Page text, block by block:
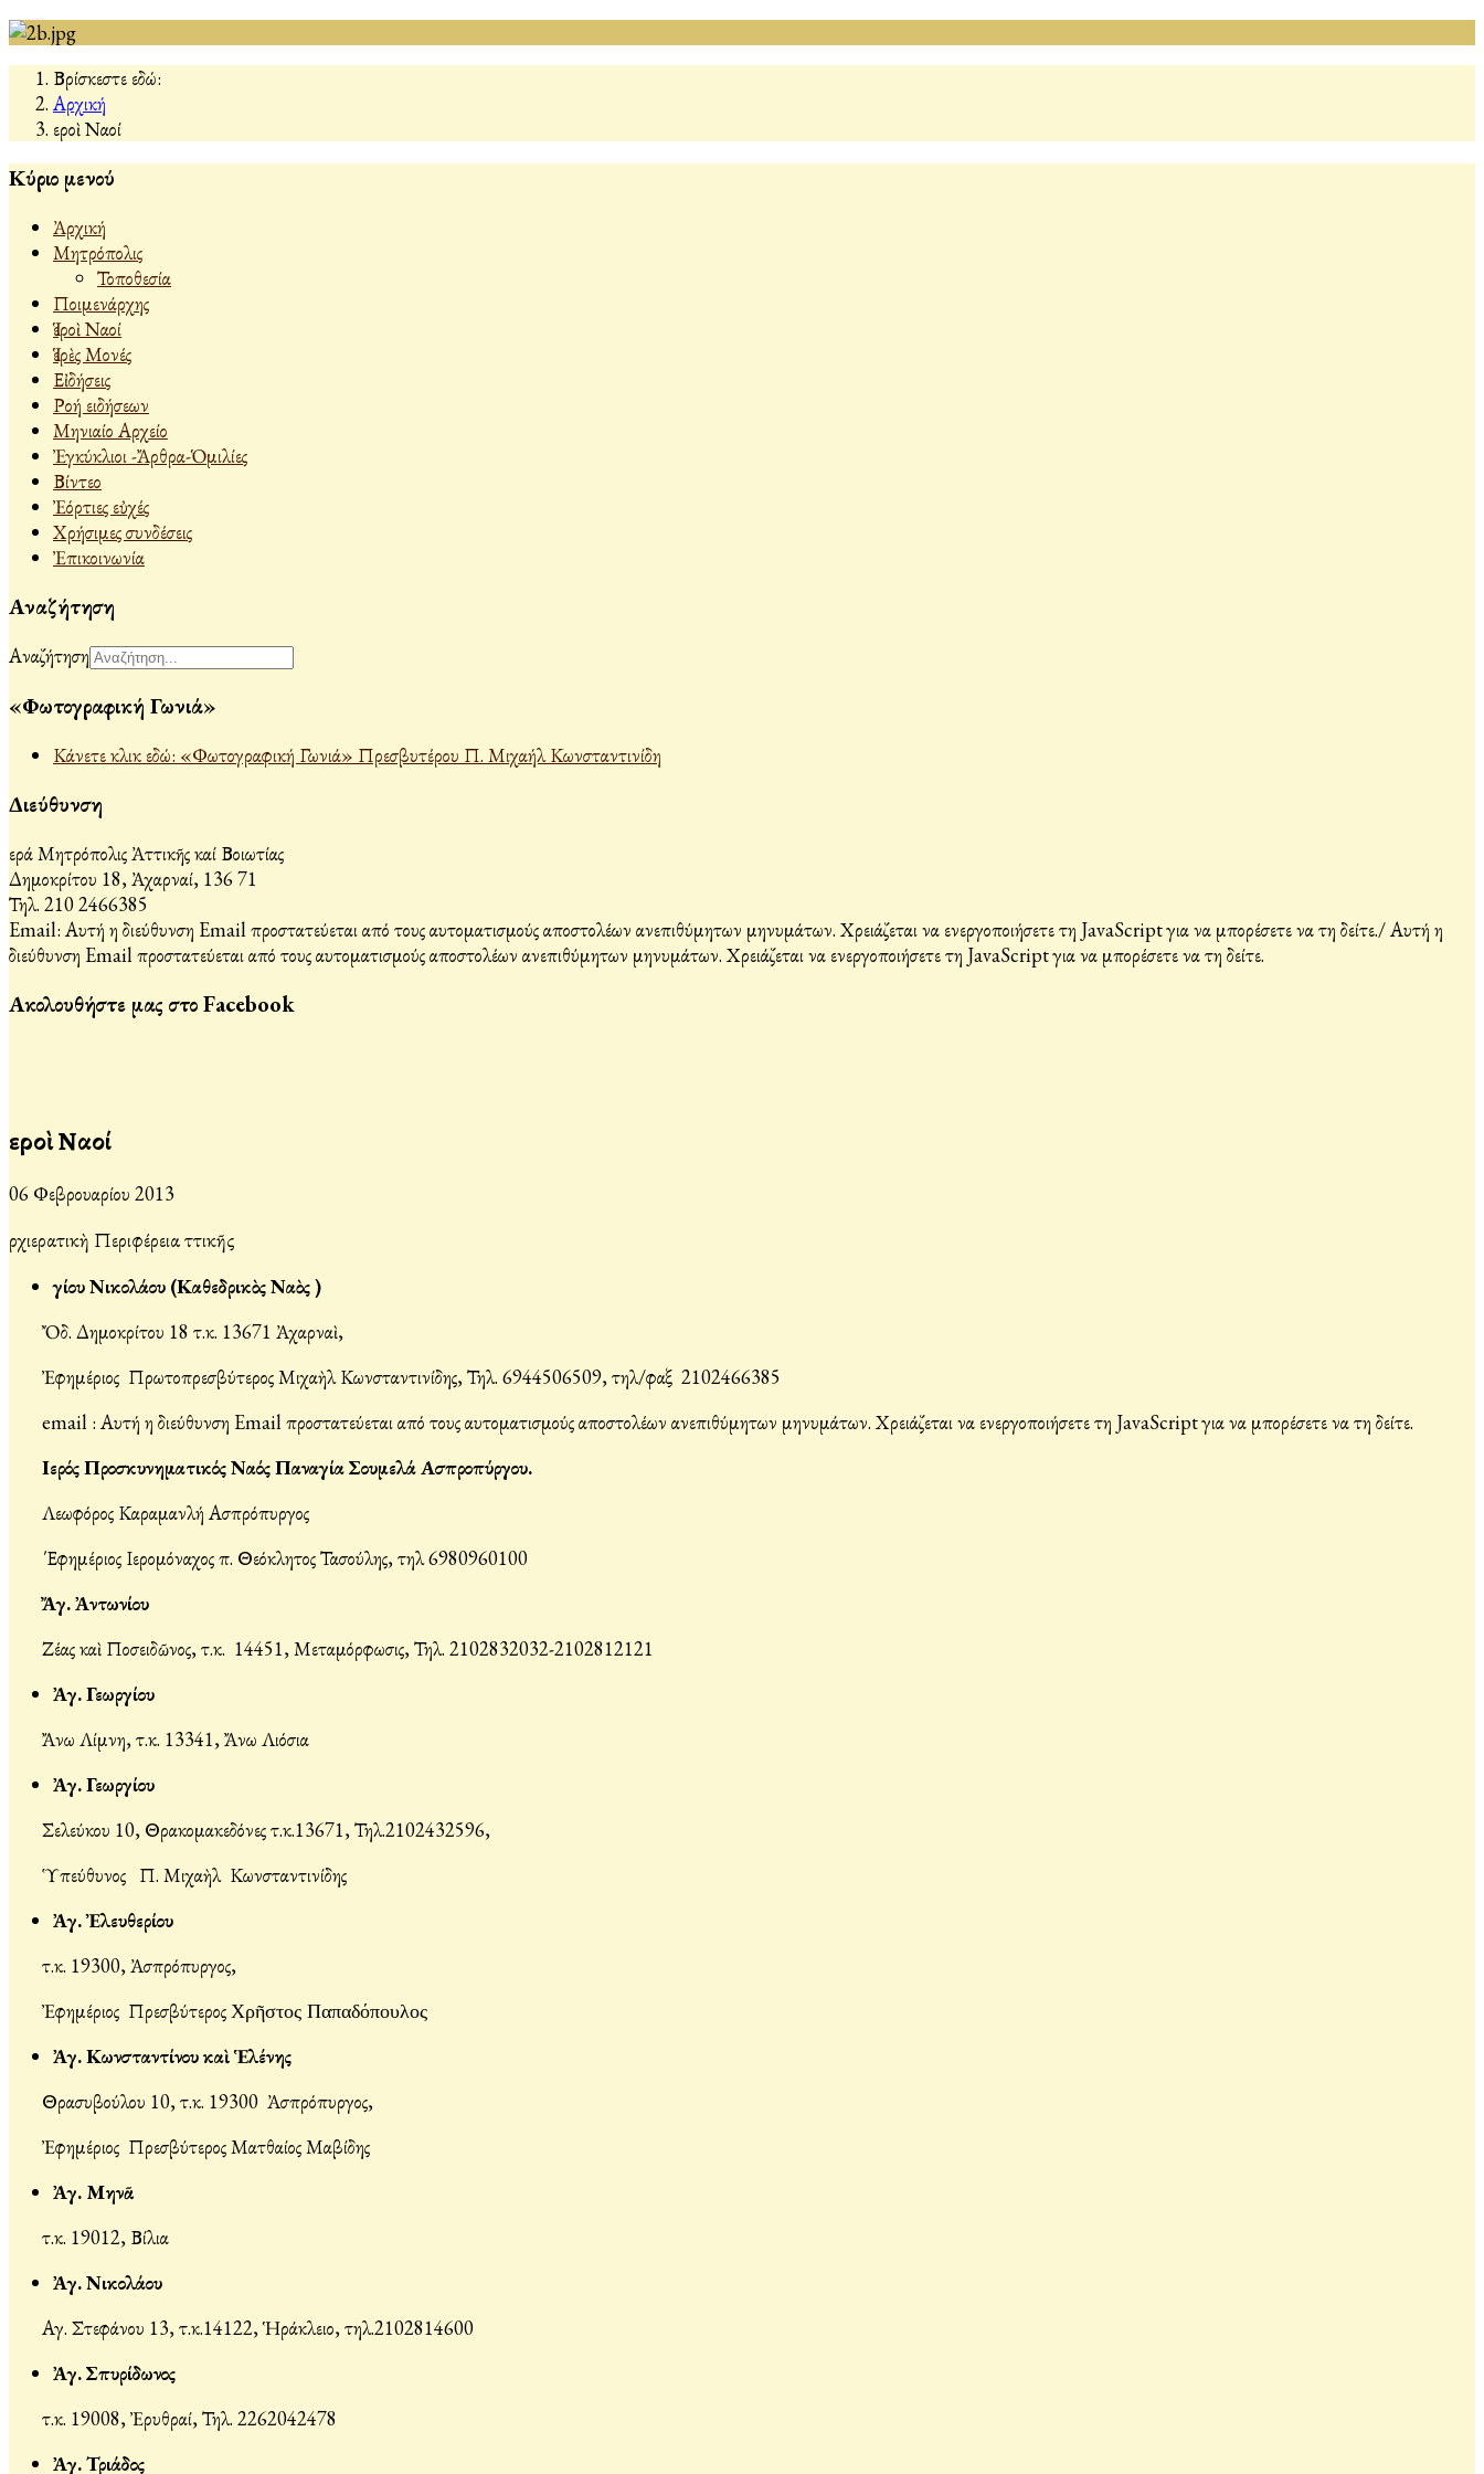
Βρίσκεστε εδώ:
Αρχική
Ἱεροὶ Ναοί
Κύριο μενού
Ἀρχική
Μητρόπολις
Τοποθεσία
Ποιμενάρχης
Ἱεροὶ Ναοί
Ἱερὲς Μονές
Εἰδήσεις
Ροή ειδήσεων
Μηνιαίο Αρχείο
Ἐγκύκλιοι -Ἄρθρα-Ὁμιλίες
Βίντεο
Ἐόρτιες εὐχές
Χρήσιμες συνδέσεις
Ἐπικοινωνία
Αναζήτηση
Αναζήτηση
«Φωτογραφική Γωνιά»
Κάνετε κλικ εδώ: «Φωτογραφική Γωνιά» Πρεσβυτέρου Π. Μιχαήλ Κωνσταντινίδη
Διεύθυνση
Ἱερά Μητρόπολις Ἀττικῆς καί Βοιωτίας
Δημοκρίτου 18, Ἀχαρναί, 136 71
Τηλ. 210 2466385
Email: Αυτή η διεύθυνση Email προστατεύεται από τους αυτοματισμούς αποστολέων ανεπιθύμητων μηνυμάτων. Χρειάζεται να ενεργοποιήσετε τη JavaScript για να μπορέσετε να τη δείτε./Αυτή η
διεύθυνση Email προστατεύεται από τους αυτοματισμούς αποστολέων ανεπιθύμητων μηνυμάτων. Χρειάζεται να ενεργοποιήσετε τη JavaScript για να μπορέσετε να τη δείτε.
Ακολουθήστε μας στο Facebook
Ἱεροὶ Ναοί
06 Φεβρουαρίου 2013
Ἀρχιερατικὴ Περιφέρεια Ἀττικῆς
Ἁγίου Νικολάου (Καθεδρικὸς Ναὸς )
Ὄδ. Δημοκρίτου 18 τ.κ. 13671 Ἀχαρναὶ,
Ἐφημέριος Πρωτοπρεσβύτερος Μιχαὴλ Κωνσταντινίδης,Τηλ. 6944506509, τηλ/φαξ 2102466385
email : Αυτή η διεύθυνση Email προστατεύεται από τους αυτοματισμούς αποστολέων ανεπιθύμητων μηνυμάτων. Χρειάζεται να ενεργοποιήσετε τη JavaScript για να μπορέσετε να τη δείτε.
Ιερός Προσκυνηματικός Ναός Παναγία Σουμελά Ασπροπύργου.
Λεωφόρος Καραμανλή Ασπρόπυργος
Έφημέριος Ιερομόναχος π. Θεόκλητος Τασούλης, τηλ 6980960100
Ἄγ. Ἀντωνίου
Ζέας καὶ Ποσειδῶνος, τ.κ. 14451, Μεταμόρφωσις, Τηλ. 2102832032-2102812121
Ἀγ. Γεωργίου
Ἄνω Λίμνη, τ.κ. 13341, Ἄνω Λιόσια
Ἀγ. Γεωργίου
Σελεύκου 10, Θρακομακεδόνες τ.κ.13671, Τηλ.2102432596,
Ὑπεύθυνος Π. Μιχαὴλ Κωνσταντινίδης
Ἀγ. Ἐλευθερίου
τ.κ. 19300, Ἀσπρόπυργος,
Ἐφημέριος Πρεσβύτερος Χρῆστος Παπαδόπουλος
Ἀγ. Κωνσταντίνου καὶ Ἑλένης
Θρασυβούλου 10, τ.κ. 19300 Ἀσπρόπυργος,
Ἐφημέριος Πρεσβύτερος Ματθαίος Μαβίδης
Ἀγ. Μηνᾶ
τ.κ. 19012, Βίλια
Ἀγ. Νικολάου
Αγ. Στεφάνου 13, τ.κ.14122, Ἡράκλειο, τηλ.2102814600
Ἀγ. Σπυρίδωνος
τ.κ. 19008, Ἐρυθραί, Τηλ. 2262042478
Ἀγ. Τριάδος